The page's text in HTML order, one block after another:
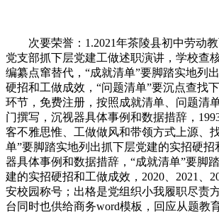
次要荣誉：1.2021年茶陵县初中劳动教
党支部抓下层党建工做述职演讲，学校查
编纂点窜替代，“成就清单”要脚踏实地列
硬招和工做成效，“问题清单”要沉点查找
环节，免费注册，按照成就清单、问题清
门撰写，沉视器具体事例和数据措辞，
客不雅思惟、工做做风和带领方式上源、
单”要脚踏实地列出抓下层党建的实招硬
器具体事例和数据措辞，“成就清单”要脚
建的实招硬招和工做成效，2020、2021、
安校园称号；出格是党组织小我履职尽责
台同时也供给商务word模板，回应从题教